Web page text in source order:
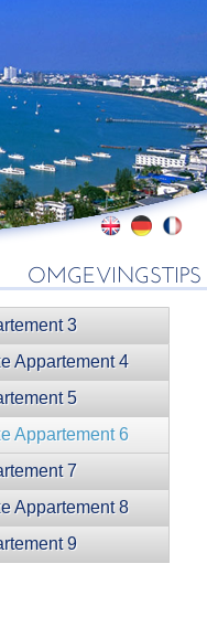
OMGEVINGSTIPS
3
Appartement 4
5
Appartement 6
7
Appartement 8
9